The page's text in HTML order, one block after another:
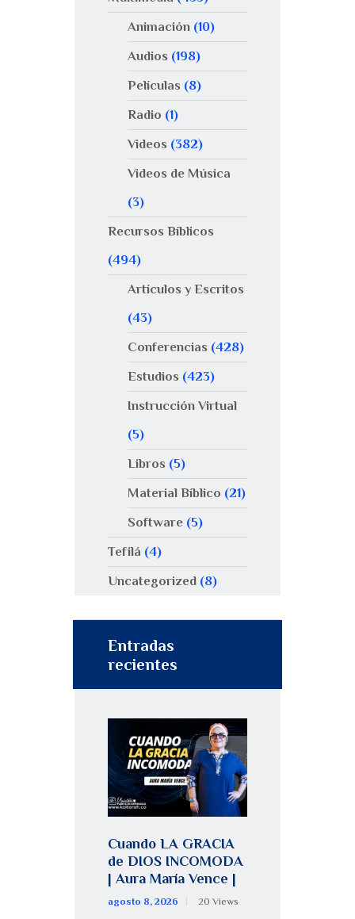
Animación(10)
Audios (198)
Películas (8)
Radio (1)
Videos (382)
Videos de Música
(3)
Recursos Bíblicos
(494)
Artículos y Escritos
(43)
Conferencias (428)
Estudios (423)
Instrucción Virtual
(5)
Libros (5)
Material Bíblico (21)
Software(5)
Tefilá (4)
Uncategorized (8)
Entradas
recientes
Cuando LA GRACIA
de DIOS INCOMODA
| Aura María Vence |
agosto 8, 2026 20 Views